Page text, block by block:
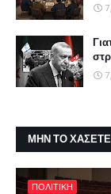
ΜΗΝ ΤΟ ΧΑΣΕΤΕ
ΠΟΛΙΤΙΚΗ